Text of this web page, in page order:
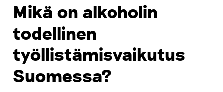
Mikä on alkoholin
todellinen
työllistämisvaikutus
Suomessa?